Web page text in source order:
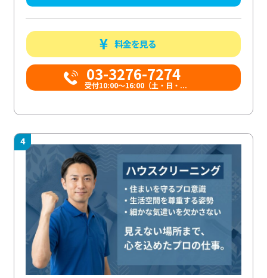
料金を見る
03-3276-7274
受付10:00〜16:00（土・日・...
4